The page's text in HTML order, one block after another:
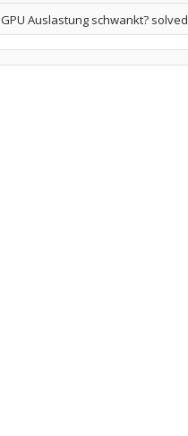
GPU Auslastung schwankt? solved